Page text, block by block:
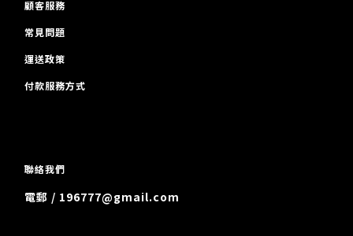
顧客服務
常見問題
運送政策
付款服務方式
聯絡我們
電郵 / 196777@gmail.com